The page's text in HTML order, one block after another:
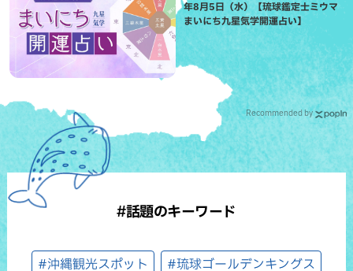
年8月5日（水）【琉球鑑定士ミウマ
まいにち九星気学開運占い】
Recommended by
#話題のキーワード
#沖縄観光スポット #琉球ゴールデンキングス